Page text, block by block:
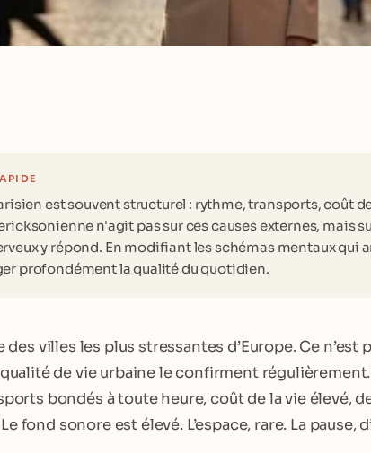
est souvent structurel : rythme, transports, coût
n'agit pas sur ces causes externes, mais
y répond. En modifiant les schémas mentaux qui
profondément la qualité du quotidien.
des villes les plus stressantes d’Europe. Ce n’est
de vie urbaine le confirment
bondés à toute heure, coût de la vie élevé,
fond sonore est élevé. L’espace, rare. La pause,